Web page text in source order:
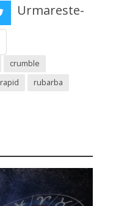
Urmareste-
crumble
rubarba